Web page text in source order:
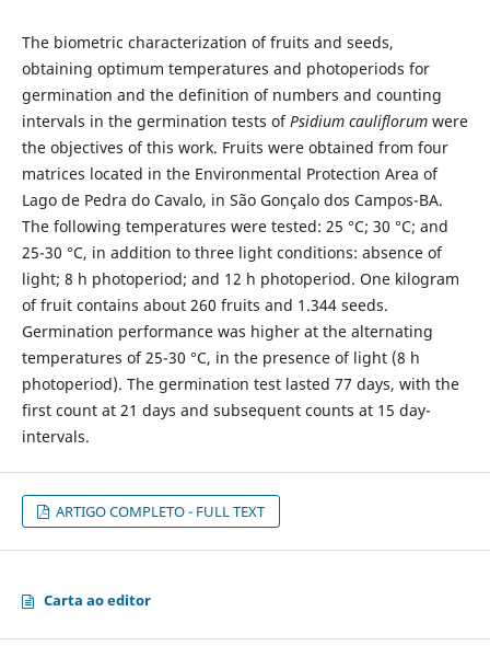
The biometric characterization of fruits and seeds,
obtaining optimum temperatures and photoperiods for
germi­nation and the definition of numbers and counting
intervals in the germination tests ofPsidium cauliflorumwere
the objectives of this work. Fruits were obtained from four
matrices located in the Environmental Protection Area of
Lago de Pedra do Cavalo, in São Gonçalo dos Campos-BA.
The following temperatures were tested: 25 °C; 30 °C; and
25-30 °C, in addition to three light conditions: absence of
light; 8 h photoperiod; and 12 h photoperiod. One kilogram
of fruit contains about 260 fruits and 1.344 seeds.
Germination performance was higher at the alternating
temperatures of 25-30 °C, in the presence of light (8 h
photoperiod). The germination test lasted 77 days, with the
first count at 21 days and subsequent counts at 15 day-
intervals.
ARTIGO COMPLETO - FULL TEXT
Carta ao editor